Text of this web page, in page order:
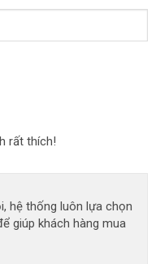
rất thích!
hệ thống luôn lựa chọn
giúp khách hàng mua